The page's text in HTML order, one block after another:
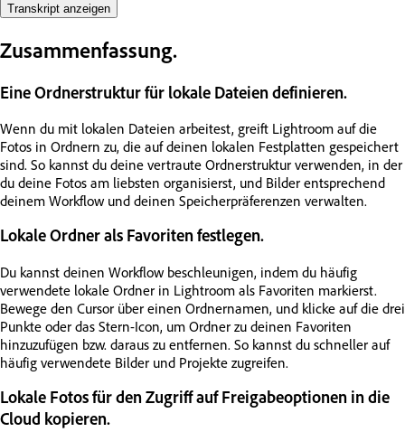
Transkript anzeigen
Zusammenfassung.
Eine Ordnerstruktur für lokale Dateien definieren.
Wenn du mit lokalen Dateien arbeitest, greift Lightroom auf die
Fotos in Ordnern zu, die auf deinen lokalen Festplatten gespeichert
sind. So kannst du deine vertraute Ordnerstruktur verwenden, in der
du deine Fotos am liebsten organisierst, und Bilder entsprechend
deinem Workflow und deinen Speicherpräferenzen verwalten.
Lokale Ordner als Favoriten festlegen.
Du kannst deinen Workflow beschleunigen, indem du häufig
verwendete lokale Ordner in Lightroom als Favoriten markierst.
Bewege den Cursor über einen Ordnernamen, und klicke auf die drei
Punkte oder das Stern-Icon, um Ordner zu deinen Favoriten
hinzuzufügen bzw. daraus zu entfernen. So kannst du schneller auf
häufig verwendete Bilder und Projekte zugreifen.
Lokale Fotos für den Zugriff auf Freigabeoptionen in die
Cloud kopieren.